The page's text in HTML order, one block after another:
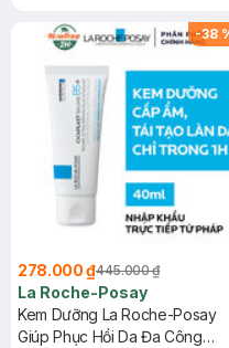
-38
278.000 ₫445.000 ₫
La Roche-Posay
Kem Dưỡng La Roche-Posay
Giúp Phục Hồi Da Đa Công